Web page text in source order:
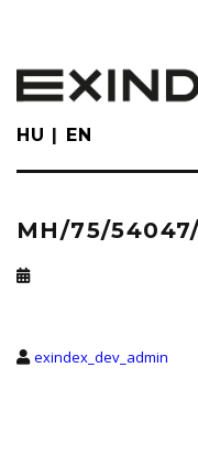
main
content
HU EN
MH/75/
exindex_dev_admin